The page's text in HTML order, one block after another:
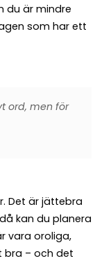
du är mindre
som har ett
ord, men för
Det är jättebra
kan du planera
vara oroliga,
bra – och det